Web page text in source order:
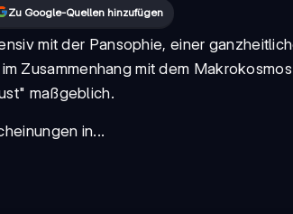
Zu Google-Quellen hinzufügen
mit der Pansophie, einer
Zusammenhang mit dem
maßgeblich.
in...